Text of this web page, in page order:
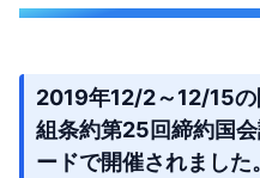
2019年12/2～12/15
組条約第25回締約国
ードで開催されまし